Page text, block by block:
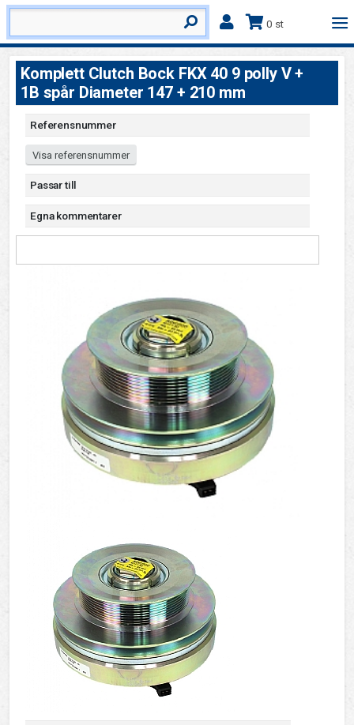
0 st
Komplett Clutch Bock FKX 40 9 polly V +
1B spår Diameter 147 + 210 mm
Referensnummer
Visa referensnummer
Passar till
Egna kommentarer